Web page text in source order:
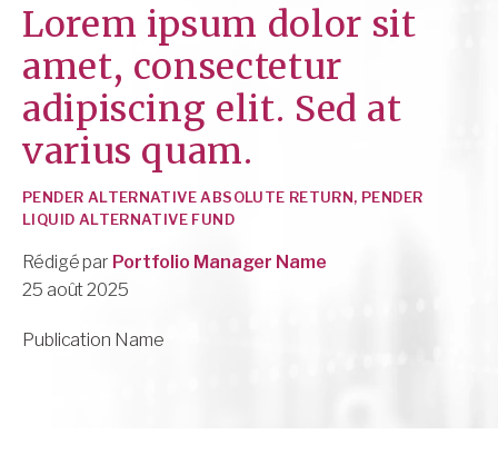
Lorem ipsum dolor sit
amet, consectetur
adipiscing elit. Sed at
varius quam.
PENDER ALTERNATIVE ABSOLUTE RETURN, PENDER
LIQUID ALTERNATIVE FUND
Rédigé par Portfolio Manager Name
25 août 2025
Publication Name